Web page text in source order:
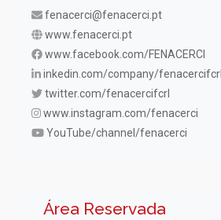
fenacerci@fenacerci.pt
www.fenacerci.pt
www.facebook.com/FENACERCI
inkedin.com/company/fenacercifcrl
twitter.com/fenacercifcrl
www.instagram.com/fenacerci
YouTube/channel/fenacerci
Área Reservada